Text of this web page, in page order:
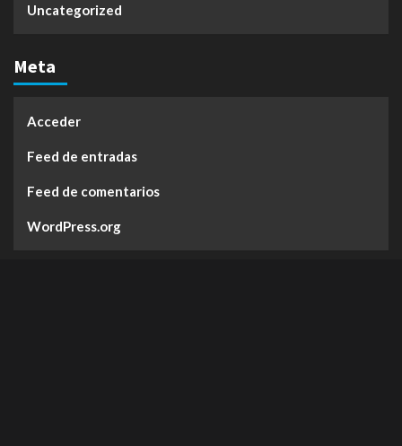
Uncategorized
Meta
Acceder
Feed de entradas
Feed de comentarios
WordPress.org